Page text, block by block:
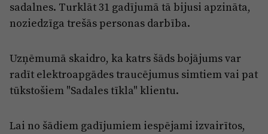
Sludinājumi
sadalnes. Turklāt 31 gadījumā tā bijusi apzināta,
noziedzīga trešās personas darbība.
Uzņēmumā skaidro, ka katrs šāds bojājums var
radīt elektroapgādes traucējumus simtiem vai pat
tūkstošiem "Sadales tīkla" klientu.
Lai no šādiem gadījumiem iespējami izvairītos,